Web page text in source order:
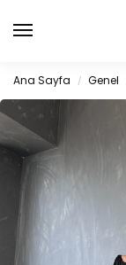
Ana Sayfa / Genel